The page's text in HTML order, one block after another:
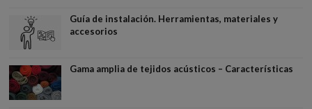
Guía de instalación. Herramientas, materiales y
accesorios
Gama amplia de tejidos acústicos – Características